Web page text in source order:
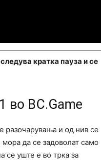
кратка пауза и се
во BC.Game
разочарувања и од нив се
да се задоволат само
се уште е во трка за